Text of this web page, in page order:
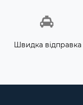
Швидка відправка